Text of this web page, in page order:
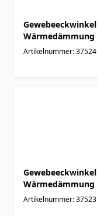
Artikelnummer: 37524
Artikelnummer: 37523